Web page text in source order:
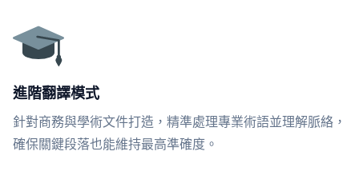
進階翻譯模式
針對商務與學術文件打造，精準處理專業術語並理解脈絡，
確保關鍵段落也能維持最高準確度。